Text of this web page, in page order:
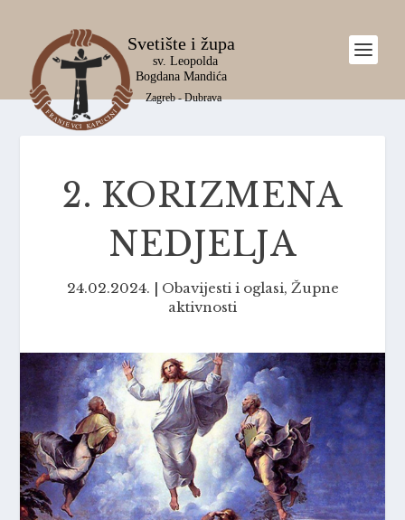
2. KORIZMENA
NEDJELJA
24.02.2024. | Obavijesti i oglasi, Župne
aktivnosti